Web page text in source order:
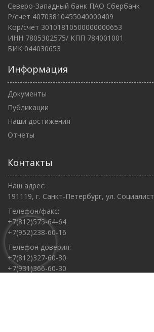
Северо-Западный банк ПАО Сбербанк
Р/счет 40703810455040000409
Кор/счет 30101810500000000653
ИНН 7805302575/ КПП 784001001
БИК 044030653
Информация
Документы
Публикации
Наши достижения
Отчеты
Контакты
Наш адрес:
191119, г. Санкт-Петербург, ул.
Телефон/факс:
+7(812)575-64-64
+7(952)238-60-16
Телефон доверия:
+7(812)327-60-30
+7(931)366-60-30